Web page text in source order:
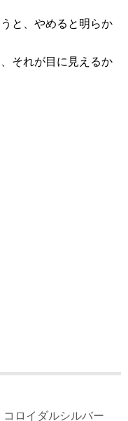
と、やめると明らか
それが目に見えるか
ロイダルシルバー